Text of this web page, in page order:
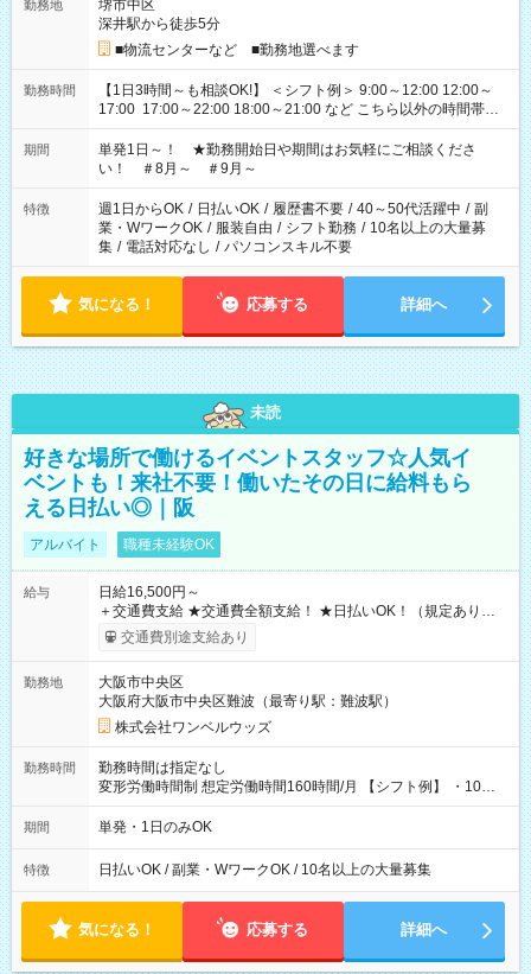
勤務地
堺市中区
深井駅から徒歩5分
■物流センターなど ■勤務地選べます
勤務時間
【1日3時間～も相談OK!】 ＜シフト例＞ 9:00～12:00 12:00～
17:00 17:00～22:00 18:00～21:00 など こちら以外の時間帯も
お気軽にご相談ください！
期間
単発1日～！ ★勤務開始日や期間はお気軽にご相談くださ
い！ ＃8月～ ＃9月～
特徴 週1日からOK / 日払いOK / 履歴書不要 / 40～50代活躍中 / 副
業・WワークOK / 服装自由 / シフト勤務 / 10名以上の大量募
集 / 電話対応なし / パソコンスキル不要
気になる！ 応募する 詳細へ
未読
好きな場所で働けるイベントスタッフ☆人気イ
ベントも！来社不要！働いたその日に給料もら
える日払い◎｜阪
アルバイト 職種未経験OK
給与
日給16,500円～
＋交通費支給 ★交通費全額支給！ ★日払いOK！（規定あり） ┗
働いたその日に現金GET♪ お仕事後はコンビニATMから 日払
交通費別途支給あり
勤務地
大阪市中央区
大阪府大阪市中央区難波（最寄り駅：難波駅）
株式会社ワンベルウッズ
勤務時間
勤務時間は指定なし
変形労働時間制 想定労働時間160時間/月 【シフト例】 ・10：
00～20：00
期間 単発・1日のみOK
特徴 日払いOK / 副業・WワークOK / 10名以上の大量募集
気になる！ 応募する 詳細へ